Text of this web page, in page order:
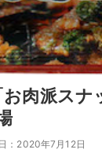
お肉派ス
：2020年7月12日